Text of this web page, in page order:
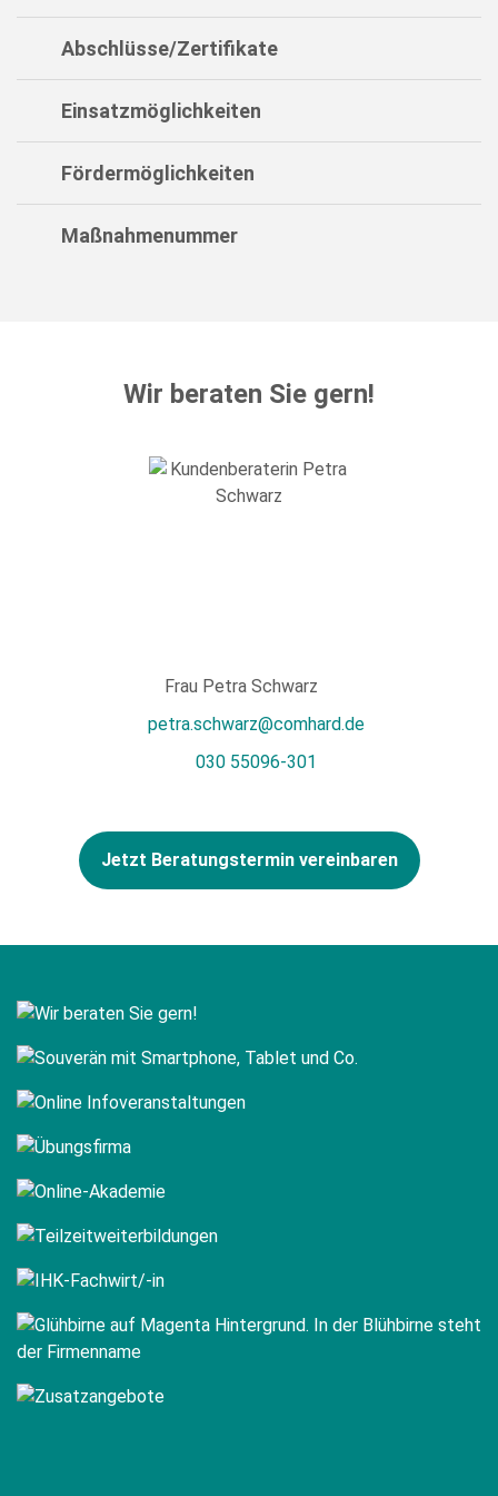
Abschlüsse/Zertifikate
Einsatzmöglichkeiten
Fördermöglichkeiten
Maßnahmenummer
Wir beraten Sie gern!
Frau Petra Schwarz
petra.schwarz@comhard.de
030 55096-301
Jetzt Beratungstermin vereinbaren